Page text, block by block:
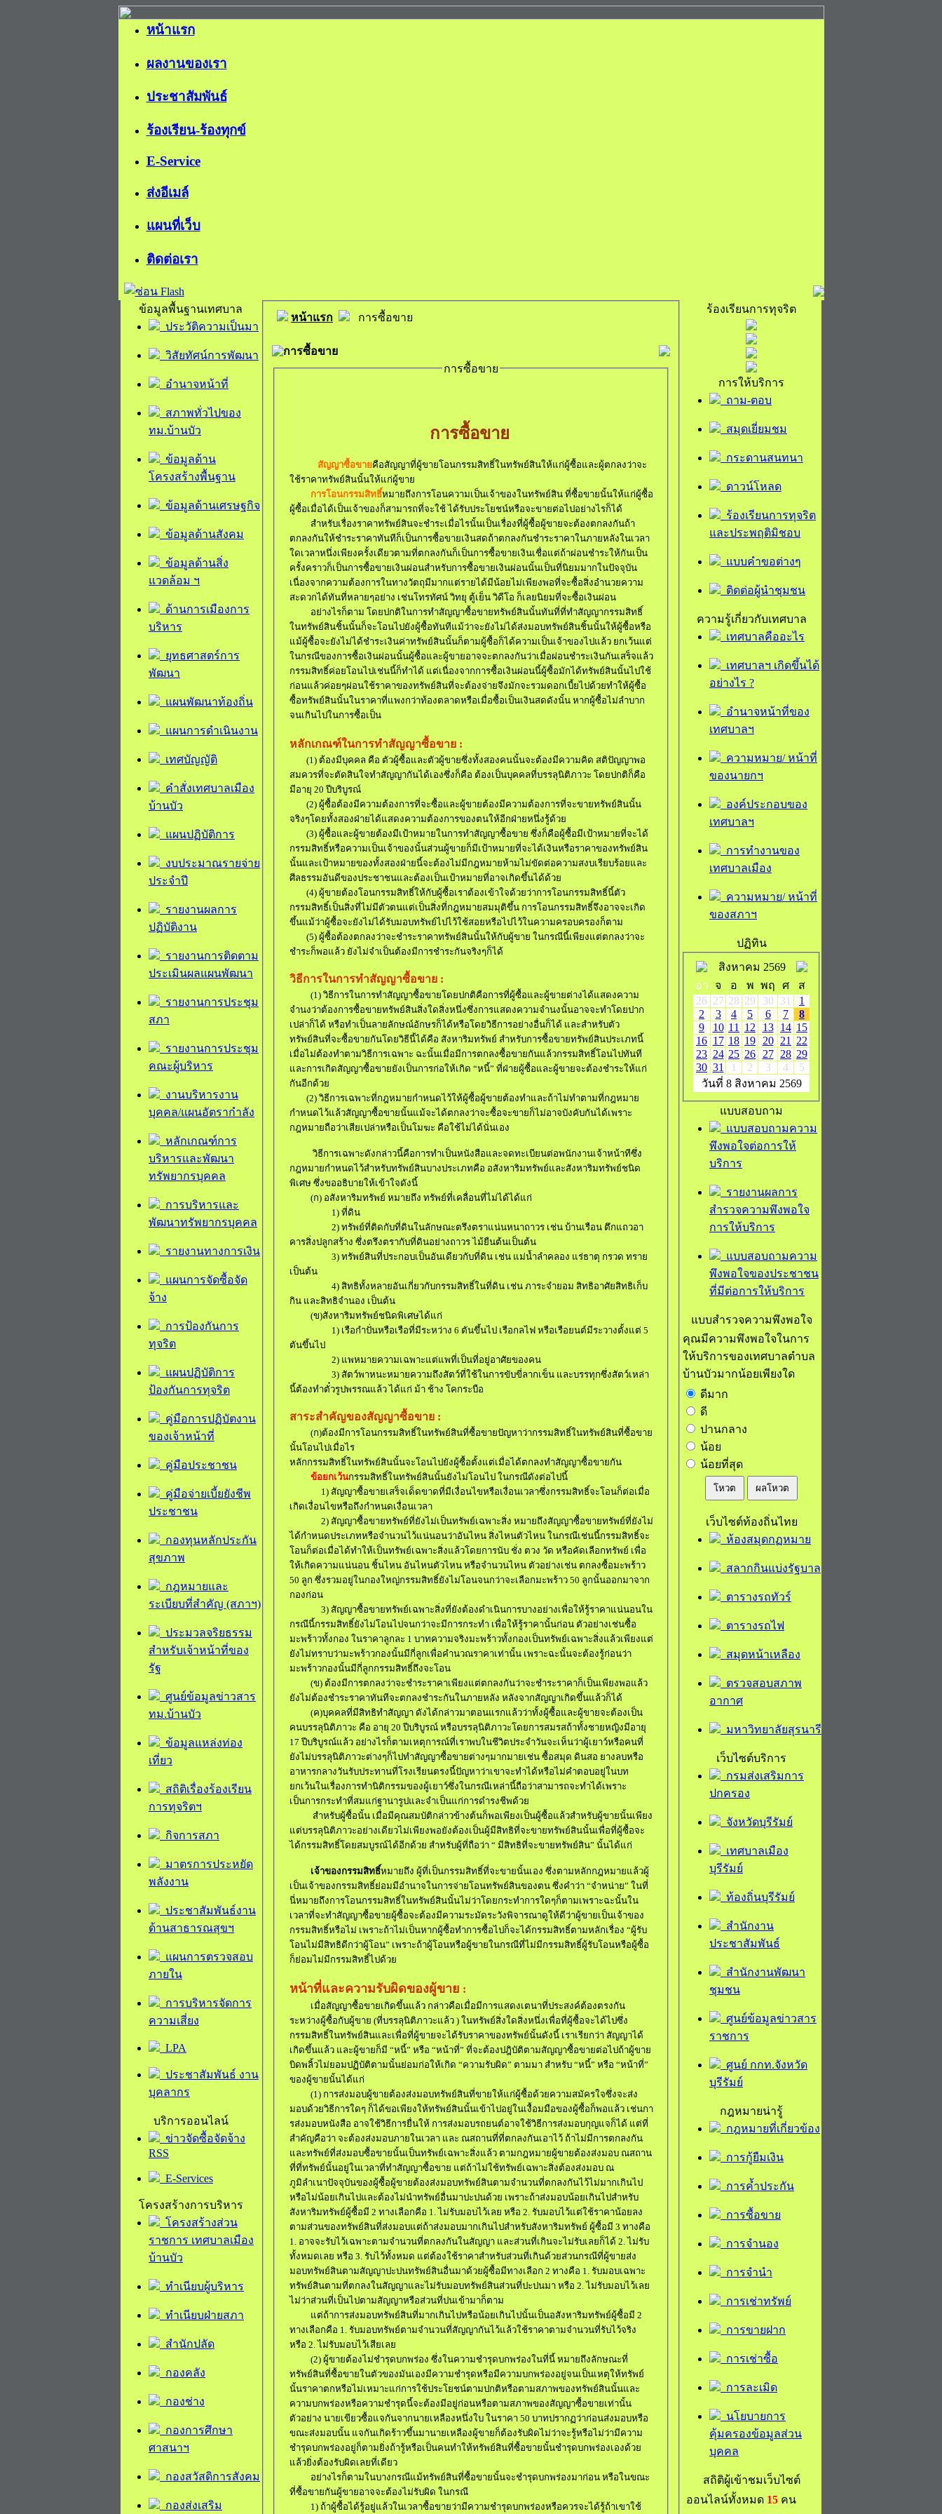
หน้าแรก
ผลงานของเรา
ประชาสัมพันธ์
ร้องเรียน-ร้องทุกข์
E-Service
ส่งอีเมล์
แผนที่เว็บ
ติดต่อเรา
ข้อมูลพื้นฐานเทศบาล
ประวัติความเป็นมา
วิสัยทัศน์การพัฒนา
อำนาจหน้าที่
สภาพทั่วไปของ
ทม.บ้านบัว
ข้อมูลด้าน
โครงสร้างพื้นฐาน
ข้อมูลด้านเศรษฐกิจ
ข้อมูลด้านสังคม
ข้อมูลด้านสิ่ง
แวดล้อม ฯ
ด้านการเมืองการ
บริหาร
ยุทธศาสตร์การ
พัฒนา
แผนพัฒนาท้องถิ่น
แผนการดำเนินงาน
เทศบัญญัติ
คำสั่งเทศบาลเมือง
บ้านบัว
แผนปฏิบัติการ
งบประมาณรายจ่าย
ประจำปี
รายงานผลการ
ปฏิบัติงาน
รายงานการติดตาม
ประเมินผลแผนพัฒนา
รายงานการประชุม
สภา
รายงานการประชุม
คณะผู้บริหาร
งานบริหารงาน
บุคคล/แผนอัตรากำลัง
หลักเกณฑ์การ
บริหารและพัฒนา
ทรัพยากรบุคคล
การบริหารและ
พัฒนาทรัพยากรบุคคล
รายงานทางการเงิน
แผนการจัดซื้อจัด
จ้าง
การป้องกันการ
ทุจริต
แผนปฏิบัติการ
ป้องกันการทุจริต
คู่มือการปฏิบัตงาน
ของเจ้าหน้าที่
คู่มือประชาชน
คู่มือจ่ายเบี้ยยังชีพ
ประชาชน
กองทุนหลักประกัน
สุขภาพ
กฎหมายและ
ระเบียบที่สำคัญ (สภาฯ)
ประมวลจริยธรรม
สำหรับเจ้าหน้าที่ของ
รัฐ
ศูนย์ข้อมูลข่าวสาร
ทม.บ้านบัว
ข้อมูลแหล่งท่อง
เที่ยว
สถิติเรื่องร้องเรียน
การทุจริตฯ
กิจการสภา
มาตรการประหยัด
พลังงาน
ประชาสัมพันธ์งาน
ด้านสาธารณสุขฯ
แผนการตรวจสอบ
ภายใน
การบริหารจัดการ
ความเสี่ยง
LPA
ประชาสัมพันธ์ งาน
บุคลากร
บริการออนไลน์
ข่าวจัดซื้อจัดจ้าง
RSS
E-Services
โครงสร้างการบริหาร
โครงสร้างส่วน
ราชการ เทศบาลเมือง
บ้านบัว
ทำเนียบผู้บริหาร
ทำเนียบฝ่ายสภา
สำนักปลัด
กองคลัง
กองช่าง
กองการศึกษา
ศาสนาฯ
กองสวัสดิการสังคม
กองส่งเสริม
หน้าแรก การซื้อขาย
การซื้อขาย
การซื้อขาย
การซื้อขาย
สัญญาซื้อขายคือสัญญาที่ผู้ขายโอนกรรมสิทธิ์ในทรัพย์สินให้แก่ผู้ซื้อและผู้ตกลงว่าจะ
ใช้ราคาทรัพย์สินนั้นให้แก่ผู้ขาย
การโอนกรรมสิทธิ์หมายถึงการโอนความเป็นเจ้าของในทรัพย์สิน ที่ซื้อขายนั้นให้แก่ผู้ซื้อ
ผู้ซื้อเมื่อได้เป็นเจ้าของก็สามารถที่จะใช้ ได้รับประโยชน์หรือจะขายต่อไปอย่างไรก็ได้
สำหรับเรื่องราคาทรัพย์สินจะชำระเมื่อไรนั้นเป็นเรื่องที่ผู้ซื้อผู้ขายจะต้องตกลงกันถ้า
ตกลงกันให้ชำระราคาทันทีก็เป็นการซื้อขายเงินสดถ้าตกลงกันชำระราคาในภายหลังในเวลา
ใดเวลาหนึ่งเพียงครั้งเดียวตามที่ตกลงกันก็เป็นการซื้อขายเงินเชื่อแต่ถ้าผ่อนชำระให้กันเป็น
ครั้งคราวก็เป็นการซื้อขายเงินผ่อนสำหรับการซื้อขายเงินผ่อนนั้นเป็นที่นิยมมากในปัจจุบัน
เนื่องจากความต้องการในทางวัตถุมีมากแต่รายได้มีน้อยไม่เพียงพอที่จะซื้อสิ่งอำนวยความ
สะดวกได้ทันที่หลายๆอย่าง เช่นโทรทัศน์ วิทยุ ตู้เย็น วิดีโอ ก็เลยนิยมที่จะซื้อเงินผ่อน
อย่างไรก็ตาม โดยปกติในการทำสัญญาซื้อขายทรัพย์สินนั้นทันที่ที่ทำสัญญากรรมสิทธิ์
ในทรัพย์สินชิ้นนั้นก็จะโอนไปยังผู้ซื้อทันทีแม้ว่าจะยังไม่ได้ส่งมอบทรัพย์สินชิ้นนั้นให้ผู้ซื้อหรือ
แม้ผู้ซื้อจะยังไม่ได้ชำระเงินค่าทรัพย์สินนั้นก็ตามผู้ซื้อก็ได้ความเป็นเจ้าของไปแล้ว ยกเว้นแต่
ในกรณีของการซื้อเงินผ่อนนั้นผู้ซื้อและผู้ขายอาจจะตกลงกันว่าเมื่อผ่อนชำระเงินกันเสร็จแล้ว
กรรมสิทธิ์ค่อยโอนไปเช่นนี้ก็ทำได้ แต่เนื่องจากการซื้อเงินผ่อนนี้ผู้ซื้อมักได้ทรัพย์สินนั้นไปใช้
ก่อนแล้วค่อยๆผ่อนใช้ราคาของทรัพย์สินที่จะต้องจ่ายจึงมักจะรวมดอกเบี้ยไปด้วยทำให้ผู้ซื้อ
ซื้อทรัพย์สินนั้นในราคาที่แพงกว่าท้องตลาดหรือเมื่อซื้อเป็นเงินสดดังนั้น หากผู้ซื้อไม่ลำบาก
จนเกินไปในการซื้อเป็น
หลักเกณฑ์ในการทำสัญญาซื้อขาย:
(1) ต้องมีบุคคล คือ ตัวผู้ซื้อและตัวผู้ขายซึ่งทั้งสองคนนั้นจะต้องมีความคิด สติปัญญาพอ
สมควรที่จะตัดสินใจทำสัญญากันได้เองซึ่งก็คือ ต้องเป็นบุคคลที่บรรลุนิติภาวะ โดยปกติก็คือ
มีอายุ 20 ปีบริบูรณ์
(2) ผู้ซื้อต้องมีความต้องการที่จะซื้อและผู้ขายต้องมีความต้องการที่จะขายทรัพย์สินนั้น
จริงๆโดยทั้งสองฝ่ายได้แสดงความต้องการของตนให้อีกฝ่ายหนึ่งรู้ด้วย
(3) ผู้ซื้อและผู้ขายต้องมีเป้าหมายในการทำสัญญาซื้อขาย ซึ่งก็คือผู้ซื้อมีเป้าหมายที่จะได้
กรรมสิทธิ์หรือความเป็นเจ้าของนั้นส่วนผู้ขายก็มีเป้าหมายที่จะได้เงินหรือราคาของทรัพย์สิน
นั้นและเป้าหมายของทั้งสองฝ่ายนี้จะต้องไม่มีกฎหมายห้ามไม่ขัดต่อความสงบเรียบร้อยและ
ศีลธรรมอันดีของประชาชนและต้องเป็นเป้าหมายที่อาจเกิดขึ้นได้ด้วย
(4) ผู้ขายต้องโอนกรรมสิทธิ์ให้กับผู้ซื้อเราต้องเข้าใจด้วยว่าการโอนกรรมสิทธิ์นี้ตัว
กรรมสิทธิ์เป็นสิ่งที่ไม่มีตัวตนแต่เป็นสิ่งที่กฎหมายสมมุติขึ้น การโอนกรรมสิทธิ์จึงอาจจะเกิด
ขึ้นแม้ว่าผู้ซื้อจะยังไม่ได้รับมอบทรัพย์ไปไว้ใช้สอยหรือไปไว้ในความครอบครองก็ตาม
(5) ผู้ซื้อต้องตกลงว่าจะชำระราคาทรัพย์สินนั้นให้กับผู้ขาย ในกรณีนี้เพียงแต่ตกลงว่าจะ
ชำระก็พอแล้ว ยังไม่จำเป็นต้องมีการชำระกันจริงๆก็ได้
วิธีการในการทำสัญญาซื้อขาย:
(1) วิธีการในการทำสัญญาซื้อขายโดยปกติคือการที่ผู้ซื้อและผู้ขายต่างได้แสดงความ
จำนงว่าต้องการซื้อขายทรัพย์สินสิ่งใดสิ่งหนึ่งซึ่งการแสดงความจำนงนั้นอาจจะทำโดยปาก
เปล่าก็ได้ หรือทำเป็นลายลักษณ์อักษรก็ได้หรือโดยวิธีการอย่างอื่นก็ได้ และสำหรับตัว
ทรัพย์สินที่จะซื้อขายกันโดยวิธีนี้ได้คือ สังหาริมทรัพย์ สำหรับการซื้อขายทรัพย์สินประเภทนี้
เมื่อไม่ต้องทำตามวิธีการเฉพาะ ฉะนั้นเมื่อมีการตกลงซื้อขายกันแล้วกรรมสิทธิ์โอนไปทันที
และการเกิดสัญญาซื้อขายยังเป็นการก่อให้เกิด “หนี้” ที่ฝ่ายผู้ซื้อและผู้ขายจะต้องชำระให้แก่
กันอีกด้วย
(2) วิธีการเฉพาะที่กฎหมายกำหนดไว้ให้ผู้ซื้อผู้ขายต้องทำและถ้าไม่ทำตามที่กฎหมาย
กำหนดไว้แล้วสัญญาซื้อขายนั้นแม้จะได้ตกลงว่าจะซื้อจะขายก็ไม่อาจบังคับกันได้เพราะ
กฎหมายถือว่าเสียเปล่าหรือเป็นโมฆะ คือใช้ไม่ได้นั่นเอง
วิธีการเฉพาะดังกล่าวนี้คือการทำเป็นหนังสือและจดทะเบียนต่อพนักงานเจ้าหน้าทีซึ่ง
กฎหมายกำหนดไว้สำหรับทรัพย์สินบางประเภทคือ อสังหาริมทรัพย์และสังหาริมทรัพย์ชนิด
พิเศษ ซึ่งขออธิบายให้เข้าใจดังนี้
(ก) อสังหาริมทรัพย์ หมายถึง ทรัพย์ที่เคลื่อนที่ไม่ได้ได้แก่
1) ที่ดิน
2) ทรัพย์ที่ติดกับที่ดินในลักษณะตรึงตราแน่นหนาถาวร เช่น บ้านเรือน ตึกแถวอา
คารสิ่งปลูกสร้าง ซึ่งตรึงตรากับที่ดินอย่างถาวร ไม้ยืนต้นเป็นต้น
3) ทรัพย์สินที่ประกอบเป็นอันเดียวกับที่ดิน เช่น แม่น้ำลำคลอง แร่ธาตุ กรวด ทราย
เป็นต้น
4) สิทธิทั้งหลายอันเกี่ยวกับกรรมสิทธิ์ในที่ดิน เช่น ภาระจำยอม สิทธิอาศัยสิทธิเก็บ
กิน และสิทธิจำนอง เป็นต้น
(ข)สังหาริมทรัพย์ชนิดพิเศษได้แก่
1) เรือกำปั่นหรือเรือที่มีระหว่าง 6 ตันขึ้นไป เรือกลไฟ หรือเรือยนต์มีระวางตั้งแต่ 5
ตันขึ้นไป
2) แพหมายความเฉพาะแต่แพที่เป็นที่อยู่อาศัยของคน
3) สัตว์พาหนะหมายความถึงสัตว์ที่ใช้ในการขับขี่ลากเข็น และบรรทุกซึ่งสัตว์เหล่า
นี้ต้องทำตั๋วรูปพรรณแล้ว ได้แก่ ม้า ช้าง โคกระบือ
สาระสำคัญของสัญญาซื้อขาย:
(ก)ต้องมีการโอนกรรมสิทธิ์ในทรัพย์สินที่ซื้อขายปัญหาว่ากรรมสิทธิ์ในทรัพย์สินที่ซื้อขาย
นั้นโอนไปเมื่อไร
หลักกรรมสิทธิ์ในทรัพย์สินนั้นจะโอนไปยังผู้ซื้อตั้งแต่เมื่อได้ตกลงทำสัญญาซื้อขายกัน
ข้อยกเว้นกรรมสิทธิ์ในทรัพย์สินนั้นยังไม่โอนไป ในกรณีดังต่อไปนี้
1) สัญญาซื้อขายเสร็จเด็ดขาดที่มีเงื่อนไขหรือเงื่อนเวลาซึ่งกรรมสิทธิ์จะโอนก็ต่อเมื่อ
เกิดเงื่อนไขหรือถึงกำหนดเงื่อนเวลา
2) สัญญาซื้อขายทรัพย์ที่ยังไม่เป็นทรัพย์เฉพาะสิ่ง หมายถึงสัญญาซื้อขายทรัพย์ที่ยังไม่
ได้กำหนดประเภทหรือจำนวนไว้แน่นอนว่าอันไหน สิ่งไหนตัวไหน ในกรณีเช่นนี้กรรมสิทธิ์จะ
โอนก็ต่อเมื่อได้ทำให้เป็นทรัพย์เฉพาะสิ่งแล้วโดยการนับ ชั่ง ตวง วัด หรือคัดเลือกทรัพย์ เพื่อ
ให้เกิดความแน่นอน ชิ้นไหน อันไหนตัวไหน หรือจำนวนไหน ตัวอย่างเช่น ตกลงซื้อมะพร้าว
50 ลูก ซึ่งรวมอยู่ในกองใหญ่กรรมสิทธิ์ยังไม่โอนจนกว่าจะเลือกมะพร้าว 50 ลูกนั้นออกมาจาก
กองก่อน
3) สัญญาซื้อขายทรัพย์เฉพาะสิ่งที่ยังต้องดำเนินการบางอย่างเพื่อให้รู้ราคาแน่นอนใน
กรณีนี้กรรมสิทธิ์ยังไม่โอนไปจนกว่าจะมีการกระทำ เพื่อให้รู้ราคานั้นก่อน ตัวอย่างเช่นซื้อ
มะพร้าวทั้งกอง ในราคาลูกละ 1 บาทความจริงมะพร้าวทั้งกองเป็นทรัพย์เฉพาะสิ่งแล้วเพียงแต่
ยังไม่ทราบว่ามะพร้าวกองนั้นมีกี่ลูกเพื่อคำนวณราคาเท่านั้น เพราะฉะนั้นจะต้องรู้ก่อนว่า
มะพร้าวกองนั้นมีกี่ลูกกรรมสิทธิ์ถึงจะโอน
(ข) ต้องมีการตกลงว่าจะชำระราคาเพียงแต่ตกลงกันว่าจะชำระราคาก็เป็นเพียงพอแล้ว
ยังไม่ต้องชำระราคาทันทีจะตกลงชำระกันในภายหลัง หลังจากสัญญาเกิดขึ้นแล้วก็ได้
(ค)บุคคลที่มีสิทธิทำสัญญา ดังได้กล่าวมาตอนแรกแล้วว่าทั้งผู้ซื้อและผู้ขายจะต้องเป็น
คนบรรลุนิติภาวะ คือ อายุ 20 ปีบริบูรณ์ หรือบรรลุนิติภาวะโดยการสมรสถ้าทั้งชายหญิงมีอายุ
17 ปีบริบูรณ์แล้ว อย่างไรก็ตามเหตุการณ์ที่เราพบในชีวิตประจำวันจะเห็นว่าผู้เยาว์หรือคนที่
ยังไม่บรรลุนิติภาวะต่างๆก็ไปทำสัญญาซื้อขายต่างๆมากมายเช่น ซื้อสมุด ดินสอ ยางลบหรือ
อาหารกลางวันรับประทานที่โรงเรียนตรงนี้ปัญหาว่าเขาจะทำได้หรือไม่คำตอบอยู่ในบท
ยกเว้นในเรื่องการทำนิติกรรมของผู้เยาว์ซึ่งในกรณีเหล่านี้ถือว่าสามารถจะทำได้เพราะ
เป็นการกระทำที่สมแก่ฐานารูปและจำเป็นแก่การดำรงชีพด้วย
สำหรับผู้ซื้อนั้น เมื่อมีคุณสมบัติกล่าวข้างต้นก็พอเพียงเป็นผู้ซื้อแล้วสำหรับผู้ขายนั้นเพียง
แต่บรรลุนิติภาวะอย่างเดียวไม่เพียงพอยังต้องเป็นผู้มีสิทธิที่จะขายทรัพย์สินนั้นเพื่อที่ผู้ซื้อจะ
ได้กรรมสิทธิ์โดยสมบูรณ์ได้อีกด้วย สำหรับผู้ที่ถือว่า “ มีสิทธิที่จะขายทรัพย์สิน” นั้นได้แก่
เจ้าของกรรมสิทธิ์หมายถึง ผู้ที่เป็นกรรมสิทธิ์ที่จะขายนั้นเอง ซึ่งตามหลักกฎหมายแล้วผู้
เป็นเจ้าของกรรมสิทธิ์ย่อมมีอำนาจในการจ่ายโอนทรัพย์สินของตน ซึ่งคำว่า“จำหน่าย” ในที่
นี่หมายถึงการโอนกรรมสิทธิ์ในทรัพย์สินนั้นไม่ว่าโดยกระทำการใดๆก็ตามเพราะฉะนั้นใน
เวลาที่จะทำสัญญาซื้อขายผู้ซื้อจะต้องมีความระมัดระวังพิจารณาดูให้ดีว่าผู้ขายเป็นเจ้าของ
กรรมสิทธิ์หรือไม่ เพราะถ้าไม่เป็นหากผู้ซื้อทำการซื้อไปก็จะได้กรรมสิทธิ์ตามหลักเรื่อง “ผู้รับ
โอนไม่มีสิทธิดีกว่าผู้โอน” เพราะถ้าผู้โอนหรือผู้ขายในกรณีที่ไม่มีกรรมสิทธิ์ผู้รับโอนหรือผู้ซื้อ
ก็ย่อมไม่มีกรรมสิทธิ์ไปด้วย
หน้าที่และความรับผิดของผู้ขาย :
เมื่อสัญญาซื้อขายเกิดขึ้นแล้ว กล่าวคือเมื่อมีการแสดงเตนาที่ประสงค์ต้องตรงกัน
ระหว่างผู้ซื้อกับผู้ขาย (ที่บรรลุนิติภาวะแล้ว ) ในทรัพย์สิ่งใดสิ่งหนึ่งเพื่อที่ผู้ซื้อจะได้ไปซึ่ง
กรรมสิทธิ์ในทรัพย์สินและเพื่อที่ผู้ขายจะได้รับราคาของทรัพย์นั้นดังนี้ เราเรียกว่า สัญญาได้
เกิดขึ้นแล้ว และผู้ขายก็มี “หนี้” หรือ “หน้าที่” ที่จะต้องปฎิบัติตามสัญญาซื้อขายต่อไปถ้าผู้ขาย
บิดพลิ้วไม่ยอมปฏิบัติตามนั้นย่อมก่อให้เกิด “ความรับผิด” ตามมา สำหรับ“หนี้” หรือ “หน้าที่”
ของผู้ขายนั้นได้แก่
(1) การส่งมอบผู้ขายต้องส่งมอบทรัพย์สินที่ขายให้แก่ผู้ซื้อด้วยความสมัครใจซึ่งจะส่ง
มอบด้วยวิธีการใดๆ ก็ได้ขอเพียงให้ทรัพย์สินนั้นเข้าไปอยู่ในเงื้อมมือของผู้ซื้อก็พอแล้ว เช่นกา
รส่งมอบหนังสือ อาจใช้วิธีการยื่นให้ การส่งมอบรถยนต์อาจใช้วิธีการส่งมอบกุญแจก็ได้ แต่ที่
สำคัญคือว่า จะต้องส่งมอบภายในเวลา และ ณสถานที่ที่ตกลงกันเอาไว้ ถ้าไม่มีการตกลงกัน
และทรัพย์ที่ส่งมอบซื้อขายนั้นเป็นทรัพย์เฉพาะสิ่งแล้ว ตามกฎหมายผู้ขายต้องส่งมอบ ณสถาน
ที่ที่ทรัพย์นั้นอยู่ในเวลาที่ทำสัญญาซื้อขาย แต่ถ้าไม่ใช้ทรัพย์เฉพาะสิ่งต้องส่งมอบ ณ
ภูมิลำเนาปัจจุบันของผู้ซื้อผู้ขายต้องส่งมอบทรัพย์สินตามจำนวนที่ตกลงกันไว้ไม่มากเกินไป
หรือไม่น้อยเกินไปและต้องไม่นำทรัพย์อื่นมาปะปนด้วย เพราะถ้าส่งมอบน้อยเกินไปสำหรับ
สังหาริมทรัพย์ผู้ซื้อมี 2 ทางเลือกคือ 1. ไม่รับมอบไว้เลย หรือ 2. รับมอบไว้แต่ใช้ราคาน้อยลง
ตามส่วนของทรัพย์สินที่ส่งมอบแต่ถ้าส่งมอบมากเกินไปสำหรับสังหาริมทรัพย์ ผู้ซื้อมี 3 ทางคือ
1. อาจจะรับไว้เฉพาะตามจำนวนที่ตกลงกันในสัญญา และส่วนที่เกินจะไม่รับเลยก็ได้ 2. ไม่รับ
ทั้งหมดเลย หรือ 3. รับไว้ทั้งหมด แต่ต้องใช้ราคาสำหรับส่วนที่เกินด้วยส่วนกรณีที่ผู้ขายส่ง
มอบทรัพย์สินตามสัญญาปะปนทรัพย์สินอื่นมาด้วยผู้ซื้อมีทางเลือก 2 ทางคือ 1. รับมอบเฉพาะ
ทรัพย์สินตามที่ตกลงในสัญญาและไม่รับมอบทรัพย์สินส่วนที่ปะปนมา หรือ 2. ไม่รับมอบไว้เลย
ไม่ว่าส่วนที่เป็นไปตามสัญญาหรือส่วนที่ปนเข้ามาก็ตาม
แต่ถ้าการส่งมอบทรัพย์สินที่มากเกินไปหรือน้อยเกินไปนั้นเป็นอสังหาริมทรัพย์ผู้ซื้อมี 2
ทางเลือกคือ 1. รับมอบทรัพย์ตามจำนวนที่สัญญากันไว้แล้วใช้ราคาตามจำนวนที่รับไว้จริง
หรือ 2. ไม่รับมอบไว้เสียเลย
(2) ผู้ขายต้องไม่ชำรุดบกพร่อง ซึ่งในความชำรุดบกพร่องในที่นี้ หมายถึงลักษณะที่
ทรัพย์สินที่ซื้อขายในตัวของมันเองมีความชำรุดหรือมีความบกพร่องอยู่จนเป็นเหตุให้ทรัพย์
นั้นราคาตกหรือไม่เหมาะแก่การใช้ประโยชน์ตามปกติหรือตามสภาพของทรัพย์สินนั้นและ
ความบกพร่องหรือความชำรุดนี้จะต้องมีอยู่ก่อนหรือตามสภาพของสัญญาซื้อขายเท่านั้น
ตัวอย่าง นายเขียวซื้อแจกันจากนายเหลืองหนึ่งใบ ในราคา 50 บาทปรากฏว่าก่อนส่งมอบหรือ
ขณะส่งมอบนั้น แจกันเกิดร้าวขึ้นมานายเหลืองผู้ขายก็ต้องรับผิดไม่ว่าจะรู้หรือไม่ว่ามีความ
ชำรุดบกพร่องอยู่ก็ตามยิ่งถ้ารู้หรือเป็นคนทำให้ทรัพย์สินที่ซื้อขายนั้นชำรุดบกพร่องเองด้วย
แล้วยิ่งต้องรับผิดเลยที่เดียว
อย่างไรก็ตามในบางกรณีแม้ทรัพย์สินที่ซื้อขายนั้นจะชำรุดบกพร่องมาก่อน หรือในขณะ
ที่ซื้อขายกันผู้ขายอาจจะต้องไม่รับผิด ในกรณี
1) ถ้าผู้ซื้อได้รู้อยู่แล้วในเวลาซื้อขายว่ามีความชำรุดบกพร่องหรือควรจะได้รู้ถ้าเขาใช้
ร้องเรียนการทุจริต
การให้บริการ
ถาม-ตอบ
สมุดเยี่ยมชม
กระดานสนทนา
ดาวน์โหลด
ร้องเรียนการทุจริต
และประพฤติมิชอบ
แบบคำขอต่างๆ
ติดต่อผู้นำชุมชน
ความรู้เกี่ยวกับเทศบาล
เทศบาลคืออะไร
เทศบาลฯ เกิดขึ้นได้
อย่างไร ?
อำนาจหน้าที่ของ
เทศบาลฯ
ความหมาย/ หน้าที่
ของนายกฯ
องค์ประกอบของ
เทศบาลฯ
การทำงานของ
เทศบาลเมือง
ความหมาย/ หน้าที่
ของสภาฯ
ปฏิทิน
สิงหาคม 2569
อา
จ อ พ พฤ ศ
ส
26 27 28 29 30 31
1
2
3 4 5 6 7
8
9
10 11 12 13 14 15
16 17 18 19 20 21
22
23 24 25 26 27 28 29
30 31 1 2 3 4
5
วันที่ 8 สิงหาคม 2569
แบบสอบถาม
แบบสอบถามความ
พึงพอใจต่อการให้
บริการ
รายงานผลการ
สำรวจความพึงพอใจ
การให้บริการ
แบบสอบถามความ
พึงพอใจของประชาชน
ที่มีต่อการให้บริการ
แบบสำรวจความพึงพอใจ
คุณมีความพึงพอใจในการ
ให้บริการของเทศบาลตำบล
บ้านบัวมากน้อยเพียงใด
ดีมาก
ดี
ปานกลาง
น้อย
น้อยที่สุด
โหวต ผลโหวต
เว็บไซต์ท้องถิ่นไทย
ห้องสมุดกฏหมาย
สลากกินแบ่งรัฐบาล
ตารางรถทัวร์
ตารางรถไฟ
สมุดหน้าเหลือง
ตรวจสอบสภาพ
อากาศ
มหาวิทยาลัยสุรนารี
เว็บไซต์บริการ
กรมส่งเสริมการ
ปกครอง
จังหวัดบุรีรัมย์
เทศบาลเมือง
บุรีรัมย์
ท้องถิ่นบุรีรัมย์
สำนักงาน
ประชาสัมพันธ์
สำนักงานพัฒนา
ชุมชน
ศูนย์ข้อมูลข่าวสาร
ราชการ
ศูนย์ กกท.จังหวัด
บุรีรัมย์
กฎหมายน่ารู้
กฎหมายที่เกี่ยวข้อง
การกู้ยืมเงิน
การค้ำประกัน
การซื้อขาย
การจำนอง
การจำนำ
การเช่าทรัพย์
การขายฝาก
การเช่าซื้อ
การละเมิด
นโยบายการ
คุ้มครองข้อมูลส่วน
บุคคล
สถิติผู้เข้าชมเว็บไซต์
ออนไลน์ทั้งหมด 15 คน